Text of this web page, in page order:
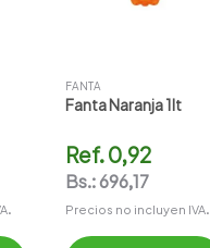
FANTA
Fanta Naranja 1lt
Ref.0,92
Bs.:696,17
Precios no incluyen IVA.